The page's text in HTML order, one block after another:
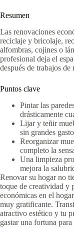
Resumen
Las renovaciones
reciclaje y bricolaje,
alfombras, cojines o
profesional deja el
después de trabajos de
Puntos clave
Pintar las
drásticamente
Lijar y teñir
sin grandes
Reorganizar
completo la
Una limpieza
mejora la
Renovar su hogar no
toque de creatividad y
económicas en el
muy gratificante.
atractivo estético y tu
gastar una fortuna